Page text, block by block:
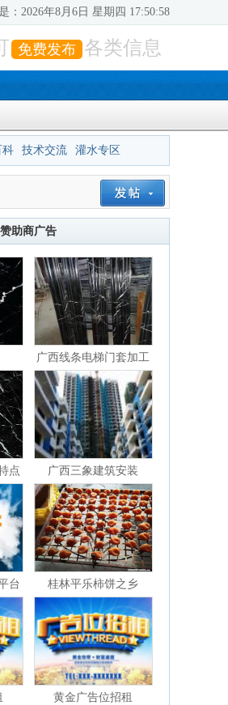
： 2026年8月6日 星期四 17:50:59
免费发布 各类信息
科 技术交流 灌水专区
赞助商广告
广西线条电梯门套加工
点 广西三象建筑安装
台 桂林平乐柿饼之乡
黄金广告位招租